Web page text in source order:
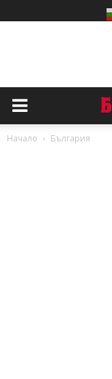
Начало България